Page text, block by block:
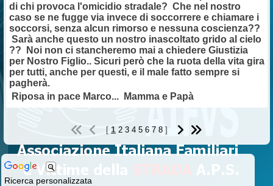
Ricerca personalizzata
di chi provoca l'omicidio stradale? Che nel nostro
caso se ne fugge via invece di soccorrere e chiamare i
soccorsi, senza alcun rimorso e nessuna coscienza??
Sarà anche questo un nostro inascoltato grido al cielo
?? Noi non ci stancheremo mai a chiedere Giustizia
per Nostro Figlio.. Sicuri però che la ruota della vita gira
per tutti, anche per questi, e il male fatto sempre si
pagherà.
Riposa in pace Marco... Mamma e Papà
[ 1 2 3 4 5 6 7 8 ]